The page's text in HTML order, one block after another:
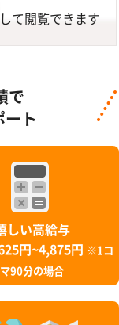
て閲覧できます
で
ート
しい高給与
円~4,875円
※1コ
マ90分の場合